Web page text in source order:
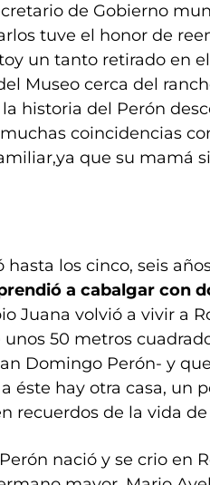
de Gobierno
tuve el honor de
un tanto retirado en
Museo cerca del
historia del Perón
coincidencias
que su mamá
los cinco, seis
a cabalgar con
Juana volvió a vivir a
50 metros
Domingo Perón- y
éste hay otra casa, un
recuerdos de la vida de
nació y se crio en